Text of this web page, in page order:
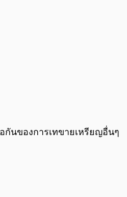
กันของการเทขายเหรียญอื่นๆ